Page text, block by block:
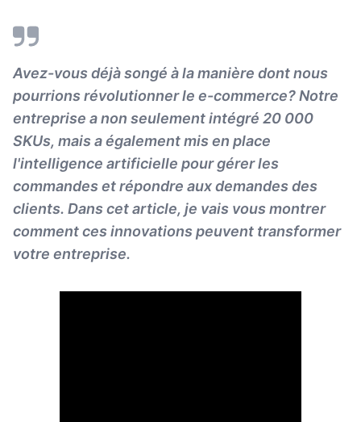
Avez-vous déjà songé à la manière dont nous
pourrions révolutionner le e-commerce? Notre
entreprise a non seulement intégré 20 000
SKUs, mais a également mis en place
l'intelligence artificielle pour gérer les
commandes et répondre aux demandes des
clients. Dans cet article, je vais vous montrer
comment ces innovations peuvent transformer
votre entreprise.